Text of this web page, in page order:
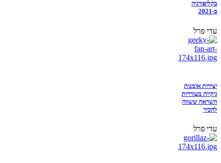
בקליפורניה
ב-2021
עדי פרל
יצירות אומנות
גיקיות מעוררות
השראה ששווה
להכיר
עדי פרל